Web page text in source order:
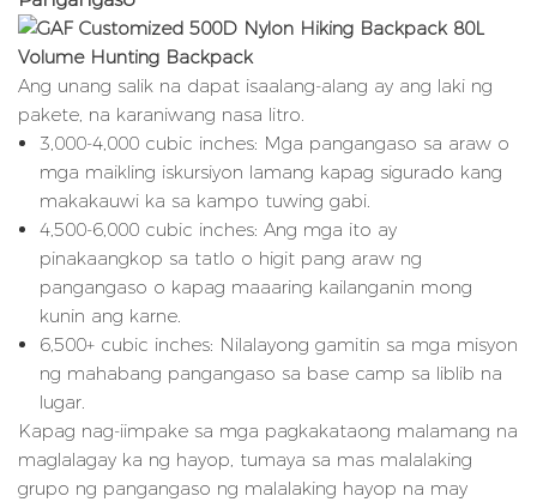
Ang unang salik na dapat isaalang-alang ay ang laki ng
pakete, na karaniwang nasa litro.
3,000-4,000 cubic inches: Mga pangangaso sa araw o
mga maikling iskursiyon lamang kapag sigurado kang
makakauwi ka sa kampo tuwing gabi.
4,500-6,000 cubic inches: Ang mga ito ay
pinakaangkop sa tatlo o higit pang araw ng
pangangaso o kapag maaaring kailanganin mong
kunin ang karne.
6,500+ cubic inches: Nilalayong gamitin sa mga misyon
ng mahabang pangangaso sa base camp sa liblib na
lugar.
Kapag nag-iimpake sa mga pagkakataong malamang na
maglalagay ka ng hayop, tumaya sa mas malalaking
grupo ng pangangaso ng malalaking hayop na may